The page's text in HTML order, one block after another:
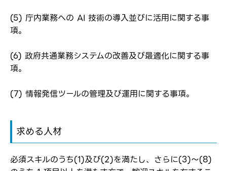
(5) 庁内業務への AI 技術の導入並びに活用に関する事
項。
(6) 政府共通業務システムの改善及び最適化に関する事
項。
(7) 情報発信ツールの管理及び運用に関する事項。
求める人材
必須スキルのうち(1)及び(2)を満たし、さらに(3)～(8)